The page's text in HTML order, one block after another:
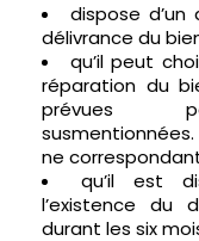
dispose
délivrance du
qu’il peut
réparation du
prévues
ne
qu’il est
l’existence du
durant les six